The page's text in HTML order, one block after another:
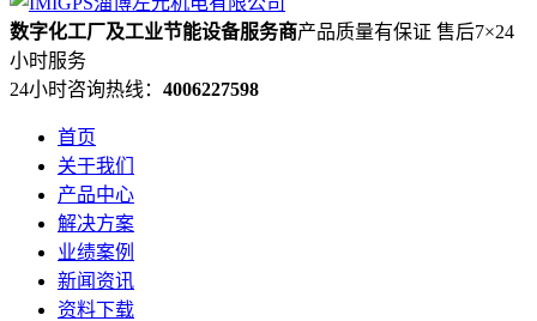
数字化工厂及工业节能设备服务商产品质量有保证 售后7×24
小时服务
24小时咨询热线： 4006227598
首页
关于我们
产品中心
解决方案
业绩案例
新闻资讯
资料下载